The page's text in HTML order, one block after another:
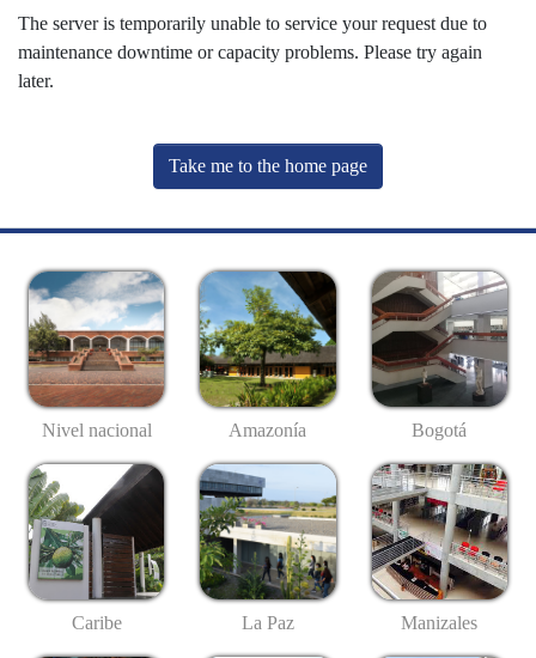
The server is temporarily unable to service your request due to
maintenance downtime or capacity problems. Please try again
later.
Take me to the home page
Nivel nacional Amazonía Bogotá
Caribe La Paz Manizales